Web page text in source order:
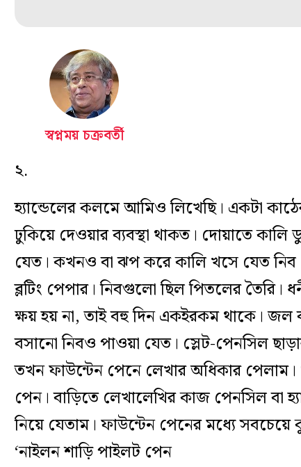
স্বপ্নময় চক্রবর্তী
২.
হ‌্যান্ডেলের কলমে আমিও লিখেছি। একটা
ঢুকিয়ে দেওয়ার ব‌্যবস্থা থাকত। দোয়াতে
যেত। কখনও বা ঝপ করে কালি খসে যেত নিব
ব্লটিং পেপার। নিবগুলো ছিল পিতলের তৈরি।
ক্ষয় হয় না, তাই বহু দিন একইরকম থাকে। জল
বসানো নিবও পাওয়া যেত। স্লেট-পেনসিল
তখন ফাউন্টেন পেনে লেখার অধিকার পেলাম।
পেন। বাড়িতে লেখালেখির কাজ পেনসিল বা
নিয়ে যেতাম। ফাউন্টেন পেনের মধ‌্যে
‘নাইলন শাড়ি পাইলট পেন